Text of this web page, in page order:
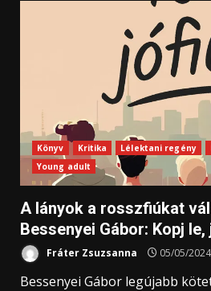
Könyv Kritika Lélektani regény
Young adult
A lányok a rosszfiúkat
Bessenyei Gábor: Kopj le,
Fráter Zsuzsanna 05/05/2024
Bessenyei Gábor legújabb